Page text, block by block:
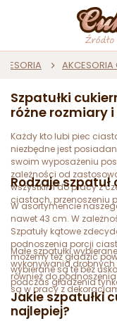
AKCESORIA
Szpatułki
różne rozmiary
Każdy kto lubi piec
niezbędne jest
swoim wyposażeniu
zależności od
wszystkim do pracy z
ciastach, przenoszeniu
Rodzaje
W asortymencie
nawet 43 cm. W
Szpatuły kątowe
podnoszenia porcji
możemy też gładzić
wybierane są te bez
podczas gładzenia
Małe szpatułki
wykonywania drobnych
również do
są w pracy z
Jakie szpatułki
najlepiej?